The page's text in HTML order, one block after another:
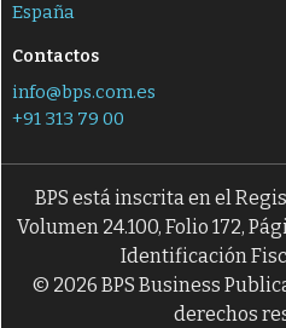
España
Contactos
info@bps.com.es
+91 313 79 00
BPS está inscrita en el
Volumen 24.100, Folio 172,
Identificación
© 2026 BPS Business
derechos